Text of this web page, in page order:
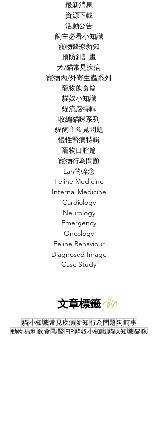
最新消息
資源下載
活動公告
飼主必看小知識
寵物醫療新知
預防針計畫
犬/貓常見疾病
寵物內/外寄生蟲系列
寵物飲食篇
貓奴小知識
貓流感特輯
收編貓咪系列
貓飼主常見問題
慢性腎病特輯
寵物口腔篇
寵物行為問題
Lan的碎念
Feline Medicine
Internal Medicine
Cardiology
Neurology
Emergency
Oncology
Feline Behaviour
Diagnosed Image
Case Study
文章標籤
貓小知識常見疾病 新知 行為問題 狗 時事
動物福利 飲食獸醫 FIP貓奴小知識貓咪知識貓咪